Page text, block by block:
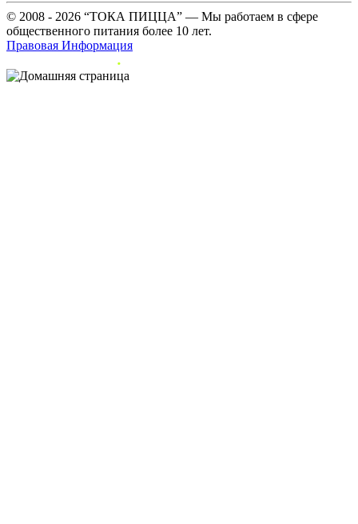
© 2008 - 2026 “ТОКА ПИЦЦА” — Мы работаем в сфере
общественного питания более 10 лет.
Правовая Информация